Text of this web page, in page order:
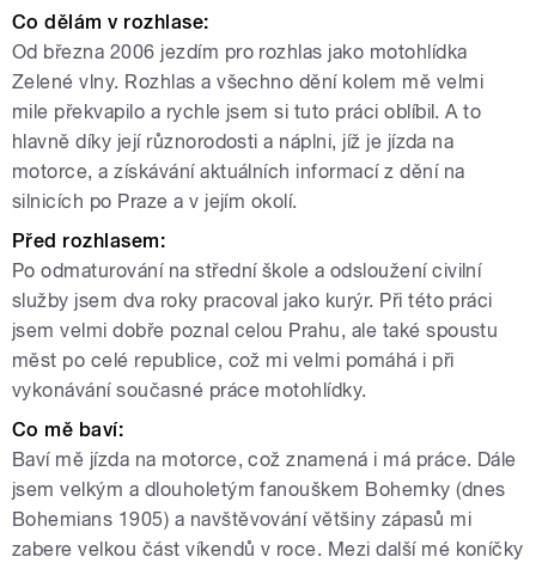
Co dělám v rozhlase:
Od března 2006 jezdím pro rozhlas jako motohlídka
Zelené vlny. Rozhlas a všechno dění kolem mě velmi
mile překvapilo a rychle jsem si tuto práci oblíbil. A to
hlavně díky její různorodosti a náplni, jíž je jízda na
motorce, a získávání aktuálních informací z dění na
silnicích po Praze a v jejím okolí.
Před rozhlasem:
Po odmaturování na střední škole a odsloužení civilní
služby jsem dva roky pracoval jako kurýr. Při této práci
jsem velmi dobře poznal celou Prahu, ale také spoustu
měst po celé republice, což mi velmi pomáhá i při
vykonávání současné práce motohlídky.
Co mě baví:
Baví mě jízda na motorce, což znamená i má práce. Dále
jsem velkým a dlouholetým fanouškem Bohemky (dnes
Bohemians 1905) a navštěvování většiny zápasů mi
zabere velkou část víkendů v roce. Mezi další mé koníčky